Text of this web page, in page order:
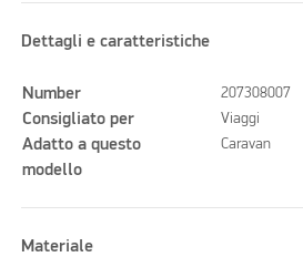
Dettagli e caratteristiche
Number 207308007
Consigliato per Viaggi
Adatto a questo
modello
Caravan
Materiale